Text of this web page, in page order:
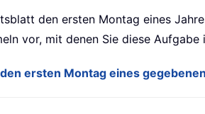
den ersten Montag eines
vor, mit denen Sie diese Aufgabe
ersten Montag eines